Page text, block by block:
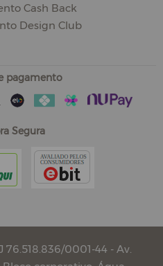
Cash Back
Design Club
pagamento
Segura
76.518.836/0001-44 - Av.